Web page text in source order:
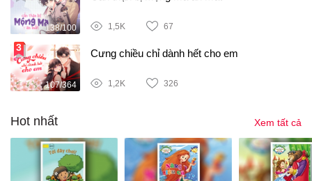
138/100 1,5K 67
107/364
Cưng chiều chỉ dành hết cho em
1,2K 326
Hot nhất Xem tất cả